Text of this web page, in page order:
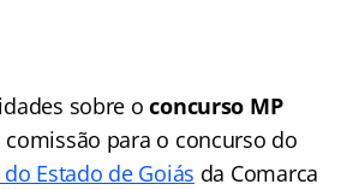
sobre oconcurso MP
para o concurso do
Estado de Goiás da Comarca